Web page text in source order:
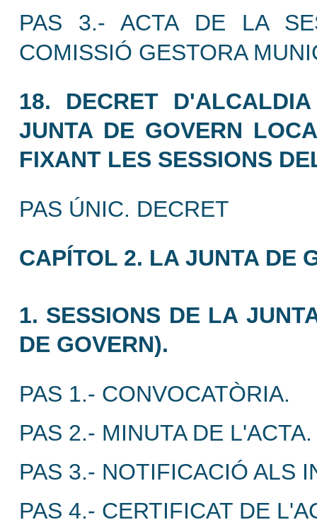
PAS 3.- ACTA DE LA
COMISSIÓ GESTORA
18. DECRET
JUNTA DE GOVERN
FIXANT LES SESSIONS
PAS ÚNIC. DECRET
CAPÍTOL 2. LA JUNTA DE
1. SESSIONS DE LA
DE GOVERN).
PAS 1.- CONVOCATÒRIA.
PAS 2.- MINUTA DE L'ACTA.
PAS 3.- NOTIFICACIÓ ALS
PAS 4.- CERTIFICAT DE